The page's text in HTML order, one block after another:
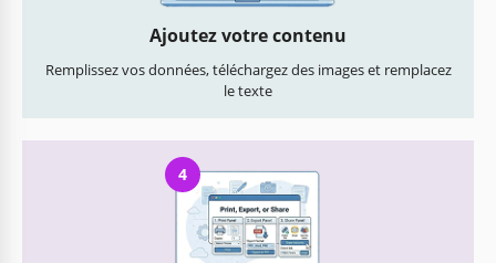
Ajoutez votre contenu
Remplissez vos données, téléchargez des images et remplacez
le texte
4